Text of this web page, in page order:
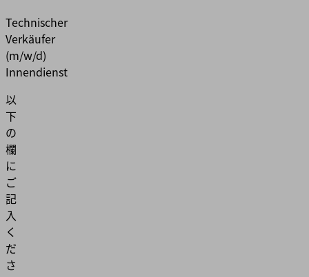
Technischer
Verkäufer
(m/w/d)
Innendienst
以
下
の
欄
に
ご
記
入
く
だ
さ